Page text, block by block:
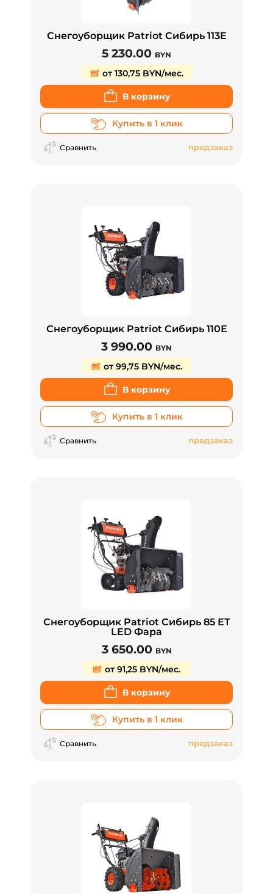
Снегоуборщик Patriot Сибирь 113E
5 230.00 BYN
от 130,75 BYN/мес.
В корзину
Купить в 1 клик
Сравнить предзаказ
Снегоуборщик Patriot Сибирь 110Е
3 990.00 BYN
от 99,75 BYN/мес.
В корзину
Купить в 1 клик
Сравнить предзаказ
Снегоуборщик Patriot Сибирь 85 ЕТ
LED Фара
3 650.00 BYN
от 91,25 BYN/мес.
В корзину
Купить в 1 клик
Сравнить предзаказ